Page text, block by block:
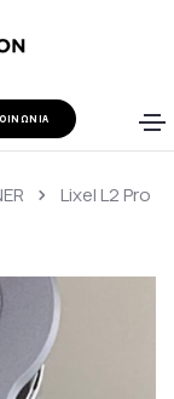
Lixel L2 Pro